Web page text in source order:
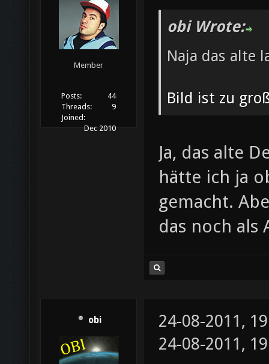
Member
Posts:
44
Threads:
9
Joined:
Dec 2010
obi Wrote:
Naja das alte
Bild ist zu
Ja, das alte
hätte ich ja
gemacht.
das noch als
obi
24-08-2011,
24-08-2011,